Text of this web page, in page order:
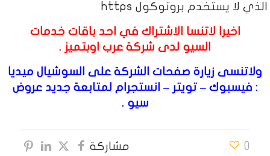
الذي لا يستخدم بروتوكول https
اخيرا لاتنسا الاشتراك في احد باقات خدمات
السيو لدى شركة عرب اوبتميز .
ولاتنسى زيارة صفحات الشركة على السوشيال ميديا
: فيسبوك –تويتر – انستجرام لمتابعة جديد عروض
سيو .
مشاركة 0